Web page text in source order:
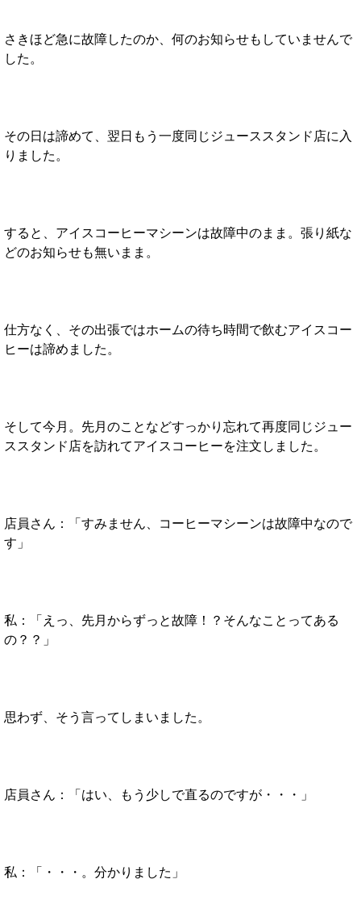
さきほど急に故障したのか、何のお知らせもしていませんで
した。
その日は諦めて、翌日もう一度同じジューススタンド店に入
りました。
すると、アイスコーヒーマシーンは故障中のまま。張り紙な
どのお知らせも無いまま。
仕方なく、その出張ではホームの待ち時間で飲むアイスコー
ヒーは諦めました。
そして今月。先月のことなどすっかり忘れて再度同じジュー
ススタンド店を訪れてアイスコーヒーを注文しました。
店員さん：「すみません、コーヒーマシーンは故障中なので
す」
私：「えっ、先月からずっと故障！？そんなことってある
の？？」
思わず、そう言ってしまいました。
店員さん：「はい、もう少しで直るのですが・・・」
私：「・・・。分かりました」